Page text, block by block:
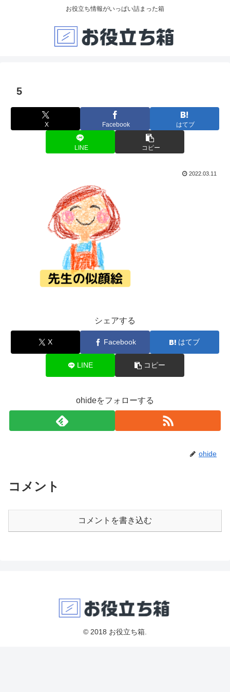
お役立ち情報がいっぱい詰まった箱
5
X Facebook はてブ
LINE コピー
2022.03.11
シェアする
X Facebook はてブ
LINE コピー
ohideをフォローする
ohide
コメント
コメントを書き込む
© 2018 お役立ち箱.